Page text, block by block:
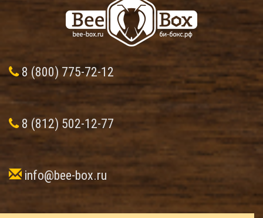
8 (800) 775-72-12
8 (812) 502-12-77
info@bee-box.ru